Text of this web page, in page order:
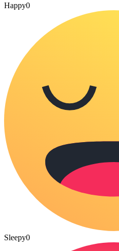
Happy0
Sleepy0